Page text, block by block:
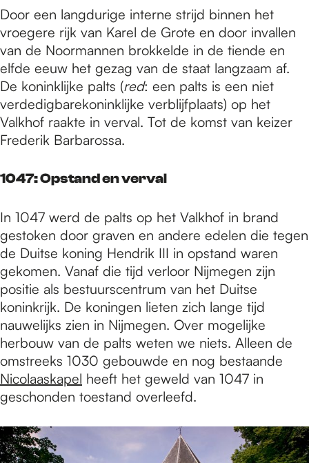
a
g
e
Door een langdurige interne strijd binnen het
vroegere rijk van Karel de Grote en door invallen
van de Noormannen brokkelde in de tiende en
elfde eeuw het gezag van de staat langzaam af.
De koninklijke palts (red: een palts is een niet
verdedigbarekoninklijke verblijfplaats) op het
Valkhof raakte in verval. Tot de komst van keizer
Frederik Barbarossa.
1047: Opstand en verval
In 1047 werd de palts op het Valkhof in brand
gestoken door graven en andere edelen die tegen
de Duitse koning Hendrik III in opstand waren
gekomen. Vanaf die tijd verloor Nijmegen zijn
positie als bestuurscentrum van het Duitse
koninkrijk. De koningen lieten zich lange tijd
nauwelijks zien in Nijmegen. Over mogelijke
herbouw van de palts weten we niets. Alleen de
omstreeks 1030 gebouwde en nog bestaande
Nicolaaskapel heeft het geweld van 1047 in
geschonden toestand overleefd.